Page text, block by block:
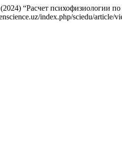
“Расчет психофизиологии
index.php/sciedu/article/